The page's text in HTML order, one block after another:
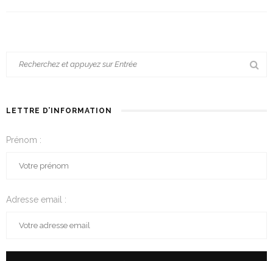
LETTRE D’INFORMATION
Prénom :
Adresse email :